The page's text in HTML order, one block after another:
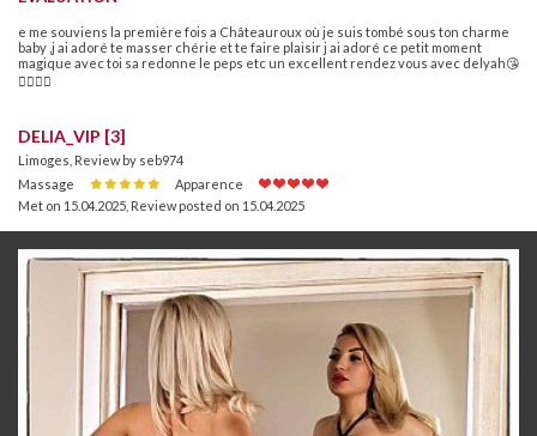
e me souviens la première fois a Châteauroux où je suis tombé sous ton charme
baby ‚j ai adoré te masser chérie et te faire plaisir j ai adoré ce petit moment
magique avec toi sa redonne le peps etc un excellent rendez vous avec delyah😘
❤️‍🔥💘💋
DELIA_VIP [3]
Limoges, Review by seb974
Massage
Apparence
Met on 15.04.2025 Review posted on 15.04.2025